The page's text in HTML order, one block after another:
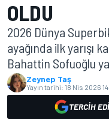
OLDU
2026 Dünya
ayağında ilk yarışı
Bahattin Sofuoğlu
Zeynep Taş
Yayın tarihi: 18 Nis 2026
TERCIH